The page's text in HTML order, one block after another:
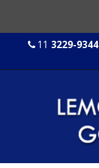
11 3229-9344